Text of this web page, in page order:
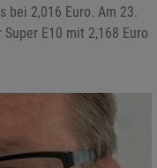
bei 2,016 Euro. Am 23.
E10 mit 2,168 Euro